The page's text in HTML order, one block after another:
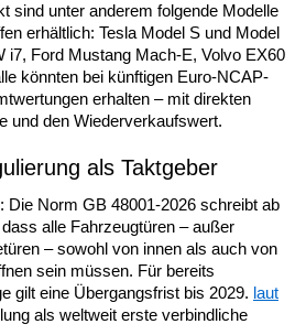
sind unter anderem folgende Modelle
erhältlich: Tesla Model S und Model
i7, Ford Mustang Mach-E, Volvo EX60
könnten bei künftigen Euro-NCAP-
erhalten – mit direkten
und den Wiederverkaufswert.
als Taktgeber
Die Norm GB 48001-2026 schreibt ab
alle Fahrzeugtüren – außer
– sowohl von innen als auch von
sein müssen. Für bereits
gilt eine Übergangsfrist bis 2029. laut
als weltweit erste verbindliche